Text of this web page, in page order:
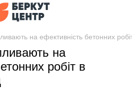
на ефективність бетонних
на
робіт в